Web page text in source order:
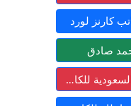
6- كتاب علم البيئة مقررات السعودية للكاتب وزارة التربية والتعليم السعودية